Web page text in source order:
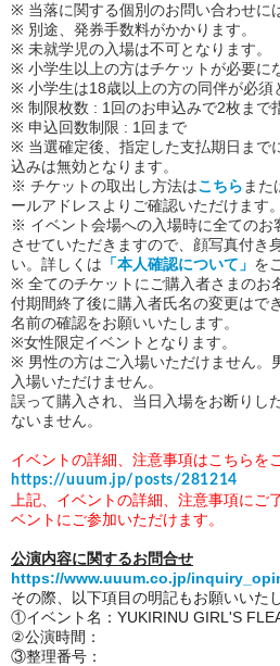
※ 当落に関する個別のお問い合わせに
※ 別途、発券手数料がかかります。
※ 未就学児の入場は不可となります。
※ 小学生以上の方はチケットが必要に
※ 小学生は18歳以上の方の同伴が必須
※ 制限枚数 : 1回のお申込みで2枚まで
※ 申込回数制限 : 1回まで
※ 当選確定後、指定した支払期日まで
込みは無効となります。
※ チケットの取出し方法はこちら また
ールアドレスよりご確認いただけます。
※ イベント会場への入場時に全てのお
させていただきますので、顔写真付き
い。詳しくは 「本人確認について」 を
※ 全てのチケットにご購入者さまのお
付期間終了後に購入者氏名の変更はで
名前の確認をお願いいたします。
※女性限定イベントとなります。
※ 男性の方はご入場いただけません。
入場いただけません。
誤って購入され、当日入場をお断りし
ないません。
イベントの詳細、注意事項はこちらを
https://uuum.jp/posts/281214
上記、 イベントの詳細、注意事項に ご
ベントにご参加いただけます。
公演内容に関するお問合せ
https://www.uuum.co.jp/
その際、以下項目の明記もお願いいた
①イベント名：YUKIRINU GIRL'S
②公演時間：
③整理番号：